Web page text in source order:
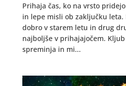
Prihaja čas, ko na vrsto
in lepe misli ob zaključku leta.
dobro v starem letu in drug
najboljše v prihajajočem.
spreminja in mi...